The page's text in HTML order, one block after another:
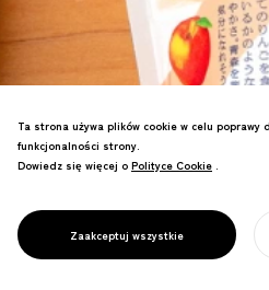
PROJECT
OYATSU TIMES
Ta strona używa plików cookie w celu poprawy
funkcjonalności strony.
Dowiedz się więcej o Polityce Cookie
Polityce Cookie .
Zaakceptuj wszystkie